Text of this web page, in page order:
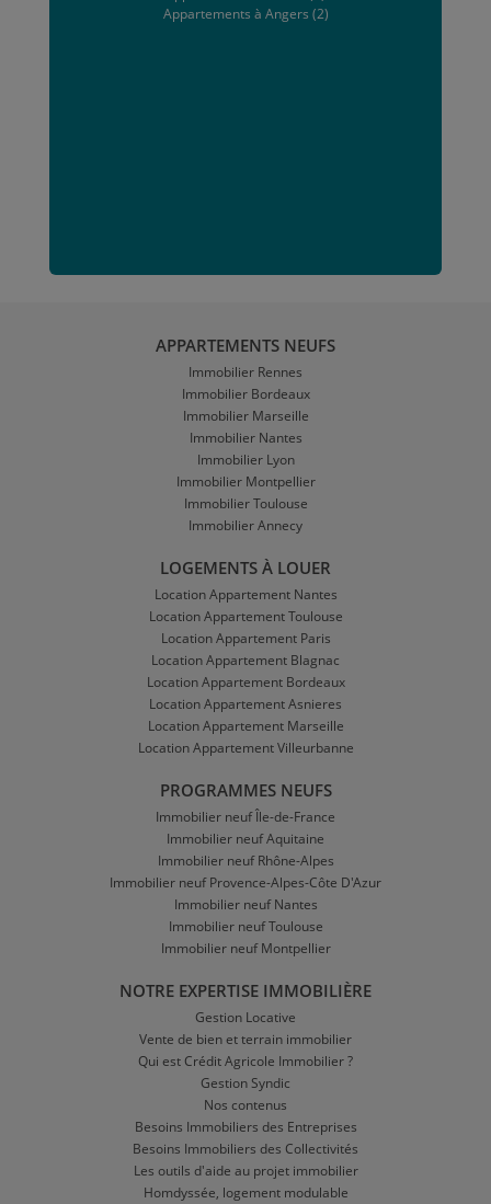
Appartements à Angers (2)
APPARTEMENTS NEUFS
Immobilier Rennes
Immobilier Bordeaux
Immobilier Marseille
Immobilier Nantes
Immobilier Lyon
Immobilier Montpellier
Immobilier Toulouse
Immobilier Annecy
LOGEMENTS À LOUER
Location Appartement Nantes
Location Appartement Toulouse
Location Appartement Paris
Location Appartement Blagnac
Location Appartement Bordeaux
Location Appartement Asnieres
Location Appartement Marseille
Location Appartement Villeurbanne
PROGRAMMES NEUFS
Immobilier neuf Île-de-France
Immobilier neuf Aquitaine
Immobilier neuf Rhône-Alpes
Immobilier neuf Provence-Alpes-Côte D'Azur
Immobilier neuf Nantes
Immobilier neuf Toulouse
Immobilier neuf Montpellier
NOTRE EXPERTISE IMMOBILIÈRE
Gestion Locative
Vente de bien et terrain immobilier
Qui est Crédit Agricole Immobilier ?
Gestion Syndic
Nos contenus
Besoins Immobiliers des Entreprises
Besoins Immobiliers des Collectivités
Les outils d'aide au projet immobilier
Homdyssée, logement modulable